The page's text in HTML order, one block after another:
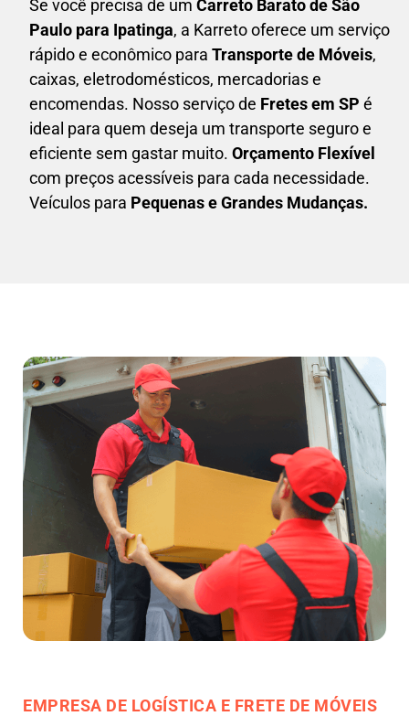
Se você precisa de um Carreto Baratode São
Paulo para Ipatinga, a Karreto oferece um serviço
rápido e econômico para Transporte de Móveis,
caixas, eletrodomésticos, mercadorias e
encomendas. Nosso serviço de Fretes em SP é
ideal para quem deseja um transporte seguro e
eficiente sem gastar muito. Orçamento Flexível
com preços acessíveis para cada necessidade.
Veículos para Pequenas e Grandes Mudanças.
EMPRESA DE LOGÍSTICA E FRETE DE MÓVEIS